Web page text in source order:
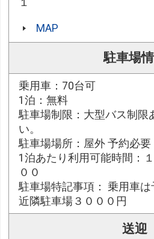
１
MAP
駐車場
乗用車：70台可
1泊：無料
駐車場制限：大型バス制限
い。
駐車場場所：屋外 予約必要
1泊あたり利用可能時間：
００
駐車場特記事項： 乗用車
近隣駐車場３０００円
送迎